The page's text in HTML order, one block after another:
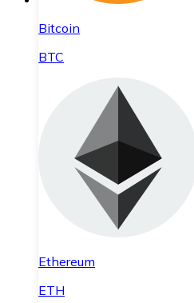
Bitcoin
BTC
Ethereum
ETH